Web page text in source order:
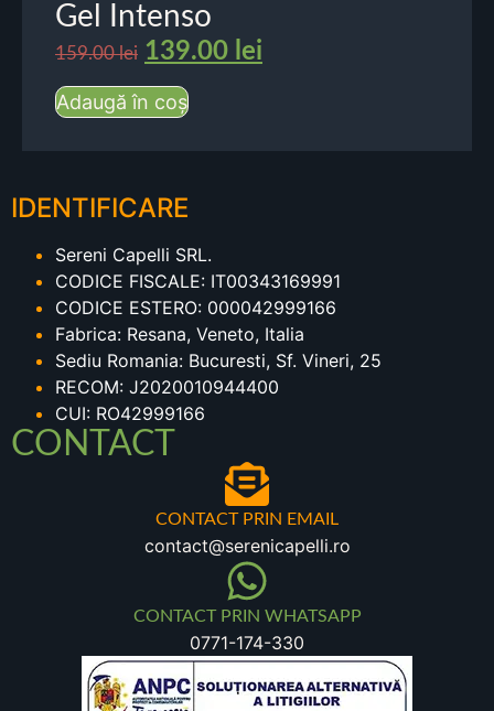
Gel Intenso
159.00lei 139.00 lei
Adaugă în coș
IDENTIFICARE
Sereni Capelli SRL.
CODICE FISCALE: IT00343169991
CODICE ESTERO: 000042999166
Fabrica: Resana, Veneto, Italia
Sediu Romania: Bucuresti, Sf. Vineri, 25
RECOM: J2020010944400
CUI: RO42999166
CONTACT
CONTACT PRIN EMAIL
contact@serenicapelli.ro
CONTACT PRIN WHATSAPP
0771-174-330